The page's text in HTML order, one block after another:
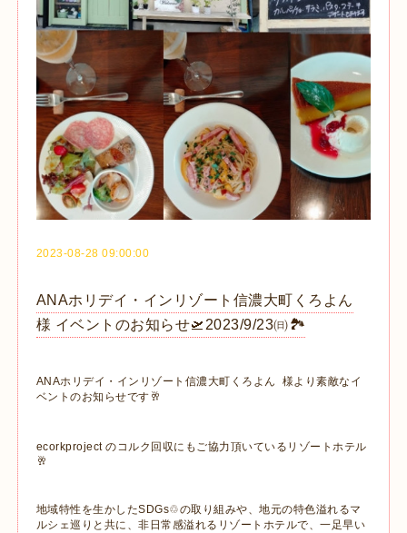
2023-08-28 09:00:00
ANAホリデイ・インリゾート信濃大町くろよん
様 イベントのお知らせ🛫2023/9/23㈰🏞
ANAホリデイ・インリゾート信濃大町くろよん 様より素敵なイ
ベントのお知らせです🥂
ecorkproject のコルク回収にもご協力頂いているリゾートホテル
🥂
地域特性を生かしたSDGs♲の取り組みや、地元の特色溢れるマ
ルシェ巡りと共に、非日常感溢れるリゾートホテルで、一足早い